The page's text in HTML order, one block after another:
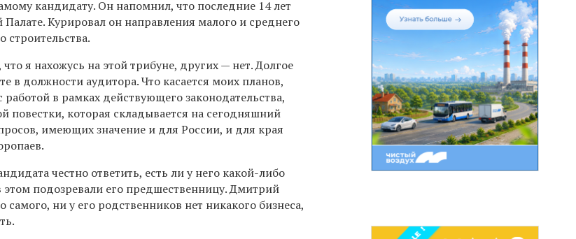
кандидату. Он напомнил, что последние 14 лет
Курировал он направления малого и среднего
строительства.
я нахожусь на этой трибуне, других — нет. Долгое
в должности аудитора. Что касается моих планов,
в рамках действующего законодательства,
повестки, которая складывается на сегодняшний
имеющих значение и для России, и для края
честно ответить, есть ли у него какой-либо
подозревали его предшественницу. Дмитрий
самого, ни у его родственников нет никакого бизнеса,